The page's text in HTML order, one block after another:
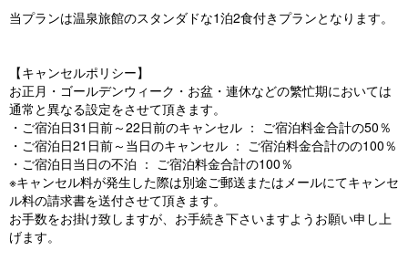
当プランは温泉旅館のスタンダドな1泊2食付きプランとなります。
【キャンセルポリシー】
お正月・ゴールデンウィーク・お盆・連休などの繁忙期においては
通常と異なる設定をさせて頂きます。
・ご宿泊日31日前～22日前のキャンセル ： ご宿泊料金合計の50％
・ご宿泊日21日前～当日のキャンセル ： ご宿泊料金合計のの100％
・ご宿泊日当日の不泊 ： ご宿泊料金合計の100％
※キャンセル料が発生した際は別途ご郵送またはメールにてキャンセ
ル料の請求書を送付させて頂きます。
お手数をお掛け致しますが、お手続き下さいますようお願い申し上
げます。